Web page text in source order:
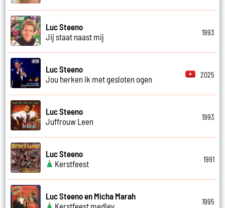
Luc Steeno
Jij staat naast mij
1993
Luc Steeno
Jou herken ik met gesloten ogen
2025
Luc Steeno
Juffrouw Leen
1993
Luc Steeno
Kerstfeest
1991
Luc Steeno en Micha Marah
Kerstfeest medley
1995